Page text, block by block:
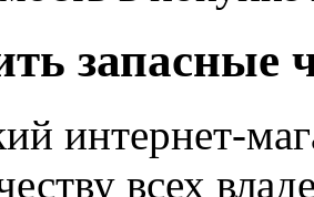
запасные
интернет-
всех